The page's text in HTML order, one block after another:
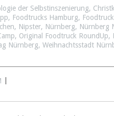
der Selbstinszenierung,
, Foodtrucks Hamburg,
, Nipster, Nürnberg, Nürnberg
, Original Foodtruck RoundUp,
Nürnberg, Weihnachtsstadt